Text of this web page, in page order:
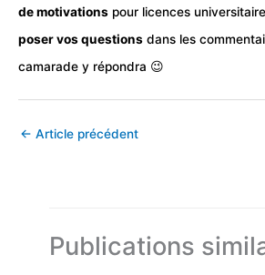
de motivations pour licences
poser vos questions dans les
camarade y répondra 😉
← Article précédent
Publications